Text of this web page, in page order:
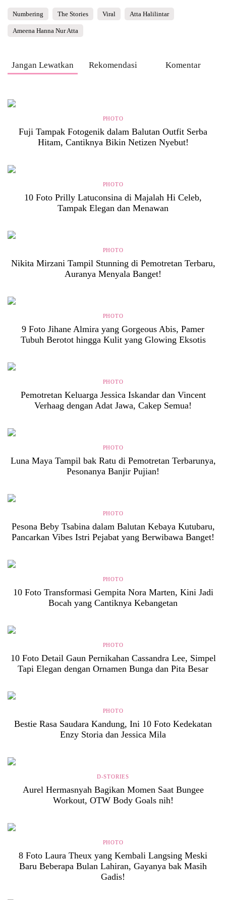
Numbering The Stories Viral Atta Halilintar
Ameena Hanna Nur Atta
Jangan Lewatkan Rekomendasi Komentar
PHOTO
Fuji Tampak Fotogenik dalam Balutan Outfit Serba
Hitam, Cantiknya Bikin Netizen Nyebut!
PHOTO
10 Foto Prilly Latuconsina di Majalah Hi Celeb,
Tampak Elegan dan Menawan
PHOTO
Nikita Mirzani Tampil Stunning di Pemotretan Terbaru,
Auranya Menyala Banget!
PHOTO
9 Foto Jihane Almira yang Gorgeous Abis, Pamer
Tubuh Berotot hingga Kulit yang Glowing Eksotis
PHOTO
Pemotretan Keluarga Jessica Iskandar dan Vincent
Verhaag dengan Adat Jawa, Cakep Semua!
PHOTO
Luna Maya Tampil bak Ratu di Pemotretan Terbarunya,
Pesonanya Banjir Pujian!
PHOTO
Pesona Beby Tsabina dalam Balutan Kebaya Kutubaru,
Pancarkan Vibes Istri Pejabat yang Berwibawa Banget!
PHOTO
10 Foto Transformasi Gempita Nora Marten, Kini Jadi
Bocah yang Cantiknya Kebangetan
PHOTO
10 Foto Detail Gaun Pernikahan Cassandra Lee, Simpel
Tapi Elegan dengan Ornamen Bunga dan Pita Besar
PHOTO
Bestie Rasa Saudara Kandung, Ini 10 Foto Kedekatan
Enzy Storia dan Jessica Mila
D-STORIES
Aurel Hermasnyah Bagikan Momen Saat Bungee
Workout, OTW Body Goals nih!
PHOTO
8 Foto Laura Theux yang Kembali Langsing Meski
Baru Beberapa Bulan Lahiran, Gayanya bak Masih
Gadis!